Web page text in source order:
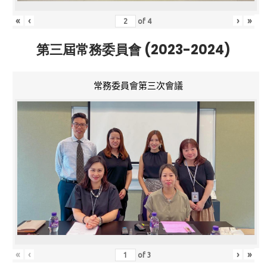
« ‹ of 4 › »
第三屆常務委員會 (2023-2024)
常務委員會第三次會議
« ‹ of3 › »